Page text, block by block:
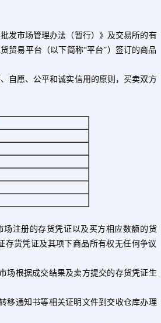
市场管理办法（暂行）》及交易所的有
贸易平台（以下简称“平台”）签订的商品
愿、公平和诚实信用的原则，买卖双方
注册的存货凭证以及买方相应数额的货
存货凭证及其项下商品所有权无任何争议
场根据成交结果及卖方提交的存货凭证生
移通知书等相关证明文件到交收仓库办理